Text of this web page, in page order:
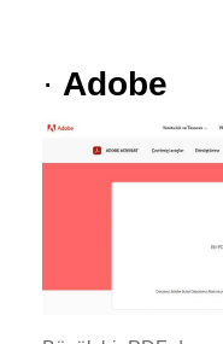
· Adobe